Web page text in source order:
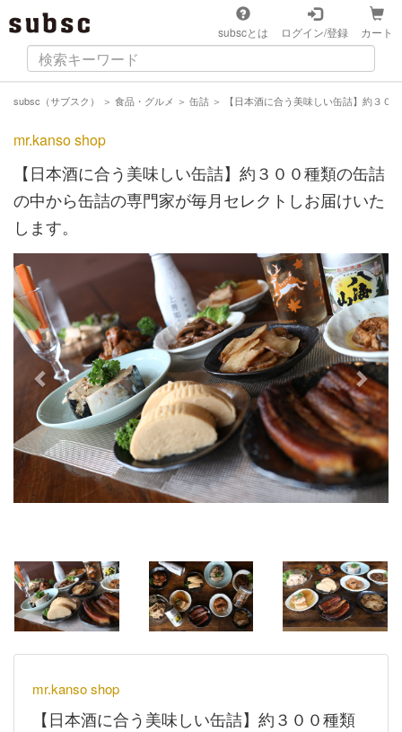
subscとは ログイン/登録 カート
subsc（サブスク） ＞ 食品・グルメ ＞ 缶詰 ＞ 【日本酒に合う美味しい缶詰】約３
mr.kanso shop
【日本酒に合う美味しい缶詰】約３００種類の缶詰
の中から缶詰の専門家が毎月セレクトしお届けいた
します。
Next
mr.kanso shop
【日本酒に合う美味しい缶詰】約３００種類